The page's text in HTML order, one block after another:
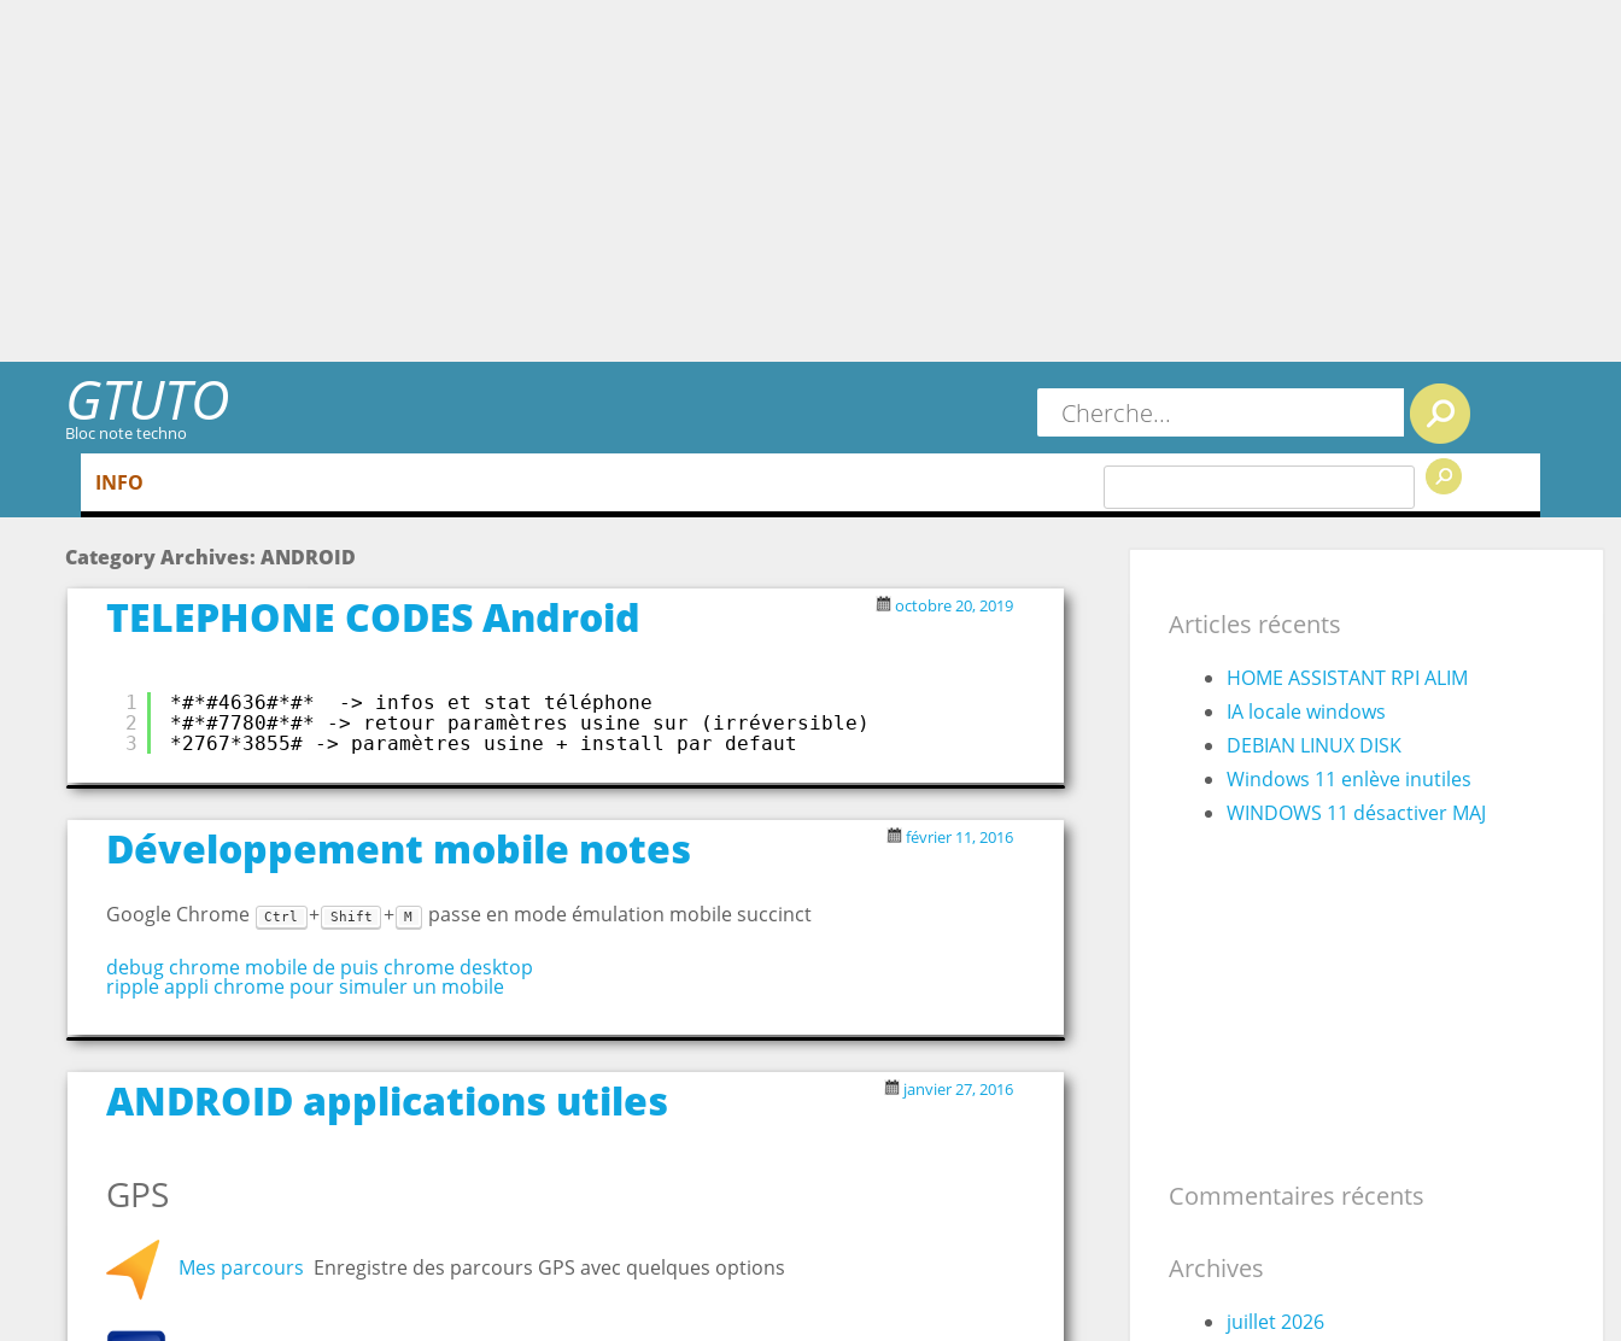
GTUTO
Bloc note techno
Search
Menu
Skip to content
INFO
Category Archives: ANDROID
TELEPHONE CODES Android octobre 20, 2019
1
2
3
*#*#4636#*#*  -> infos et stat téléphone
*#*#7780#*#* -> retour paramètres usine sur (irréversible)
*2767*3855# -> paramètres usine + install par defaut
Développement mobile notes février 11, 2016
Google Chrome Ctrl + Shift + M passe en mode émulation mobile succinct
debug chrome mobile de puis chrome desktop
ripple appli chrome pour simuler un mobile
ANDROID applications utiles janvier 27, 2016
GPS
Mes parcours Enregistre des parcours GPS avec quelques options
Articles récents
HOME ASSISTANT RPI ALIM
IA locale windows
DEBIAN LINUX DISK
Windows 11 enlève inutiles
WINDOWS 11 désactiver MAJ
Commentaires récents
Archives
juillet 2026